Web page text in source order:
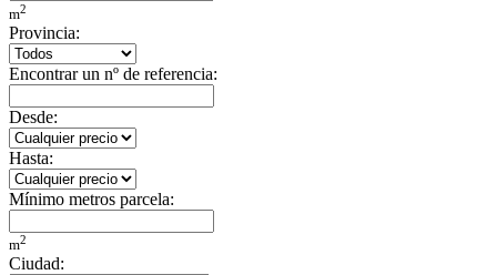
m2
Provincia:
Encontrar un nº de referencia:
Desde:
Hasta:
Mínimo metros parcela:
m2
Ciudad: